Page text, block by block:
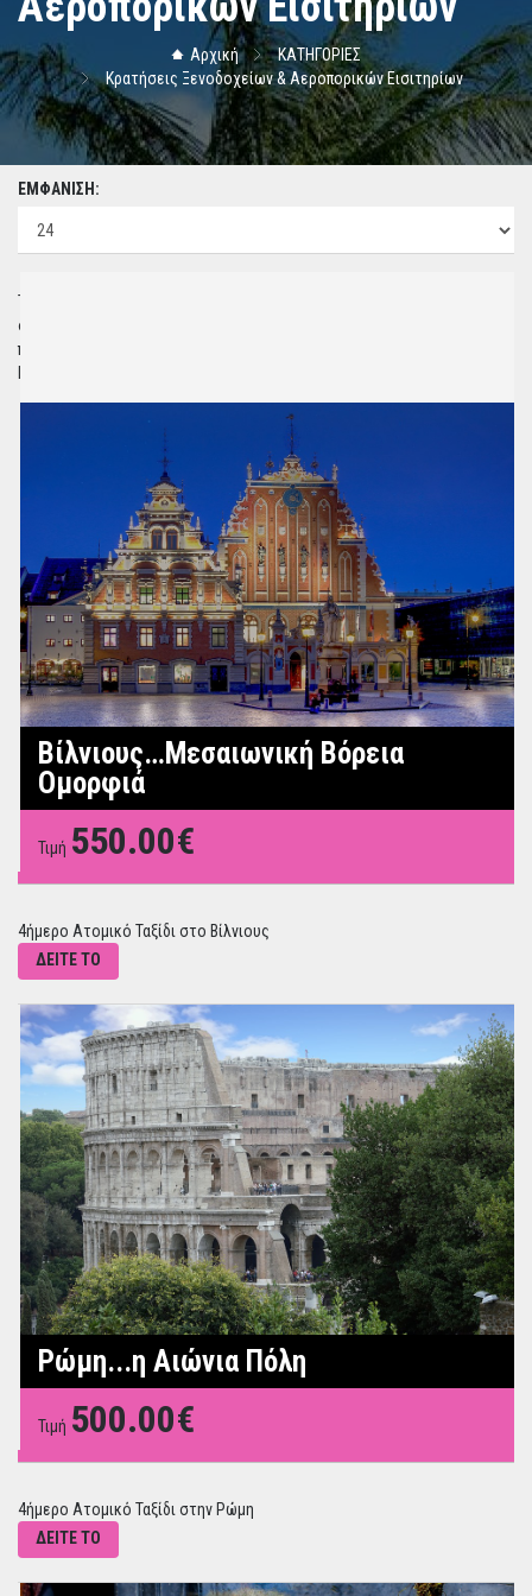
Αρχική
ΚΑΤΗΓΟΡΙΕΣ
Κρατήσεις Ξενοδοχείων & Αεροπορικών Εισιτηρίων
ΕΜΦΑΝΙΣΗ:
Το Lara Travel συνεργάζεται με εκατοντάδες ξενοδοχεία στην Ελλάδα &
σε όλο τον κόσμο με τιμές πραγματικά ανταγωνιστικές στα δικά σας
πάντα μέτρα.Φυσικά εάν θέλετε να πετάξετε στην Ελλάδα ή το
Βίλνιους…Μεσαιωνική Βόρεια
Ομορφιά
Τιμή 550.00€
4ήμερο Ατομικό Ταξίδι στο Βίλνιους
ΔΕΙΤΕ ΤΟ
Ρώμη...η Αιώνια Πόλη
Τιμή 500.00€
4ήμερο Ατομικό Ταξίδι στην Ρώμη
ΔΕΙΤΕ ΤΟ